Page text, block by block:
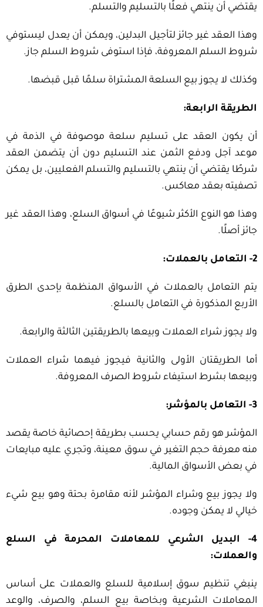
يقتضي أن ينتهي فعلًا بالتسليم والتسلم.
وهذا العقد غير جائز لتأجيل البدلين، ويمكن أن يعدل ليستوفي
شروط السلم المعروفة، فإذا استوفى شروط السلم جاز.
وكذلك لا يجوز بيع السلعة المشتراة سلمًا قبل قبضها.
الطريقة الرابعة:
أن يكون العقد على تسليم سلعة موصوفة في الذمة في
موعد آجل ودفع الثمن عند التسليم دون أن يتضمن العقد
شرطًا يقتضي أن ينتهي بالتسليم والتسلم الفعليين، بل يمكن
تصفيته بعقد معاكس.
وهذا هو النوع الأكثر شيوعًا في أسواق السلع، وهذا العقد غير
جائز أصلًا.
2- التعامل بالعملات:
يتم التعامل بالعملات في الأسواق المنظمة بإحدى الطرق
الأربع المذكورة في التعامل بالسلع.
ولا يجوز شراء العملات وبيعها بالطريقتين الثالثة والرابعة.
أما الطريقتان الأولى والثانية فيجوز فيهما شراء العملات
وبيعها بشرط استيفاء شروط الصرف المعروفة.
3- التعامل بالمؤشر:
المؤشر هو رقم حسابي يحسب بطريقة إحصائية خاصة يقصد
منه معرفة حجم التغير في سوق معينة، وتجري عليه مبايعات
في بعض الأسواق المالية.
ولا يجوز بيع وشراء المؤشر لأنه مقامرة بحتة وهو بيع شيء
خيالي لا يمكن وجوده.
4- البديل الشرعي للمعاملات المحرمة في السلع
والعملات:
ينبغي تنظيم سوق إسلامية للسلع والعملات على أساس
المعاملات الشرعية وبخاصة بيع السلم، والصرف، والوعد